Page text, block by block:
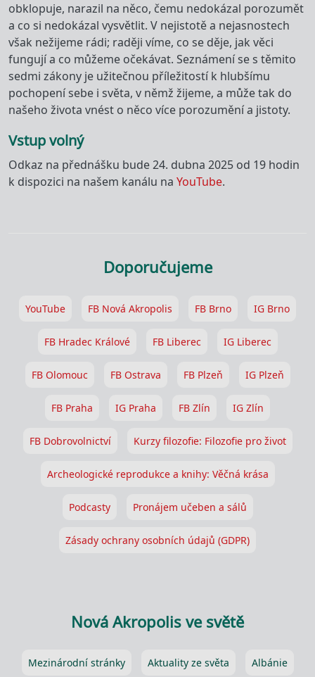
obklopuje, narazil na něco, čemu nedokázal porozumět
a co si nedokázal vysvětlit. V nejistotě a nejasnostech
však nežijeme rádi; raději víme, co se děje, jak věci
fungují a co můžeme očekávat. Seznámení se s těmito
sedmi zákony je užitečnou příležitostí k hlubšímu
pochopení sebe i světa, v němž žijeme, a může tak do
našeho života vnést o něco více porozumění a jistoty.
Vstup volný
Odkaz na přednášku bude 24. dubna 2025 od 19 hodin
k dispozici na našem kanálu na YouTube.
Doporučujeme
YouTube FB Nová Akropolis FB Brno IG Brno
FB Hradec Králové FB Liberec IG Liberec
FB Olomouc FB Ostrava FB Plzeň IG Plzeň
FB Praha IG Praha FB Zlín IG Zlín
FB Dobrovolnictví Kurzy filozofie: Filozofie pro život
Archeologické reprodukce a knihy: Věčná krása
Podcasty Pronájem učeben a sálů
Zásady ochrany osobních údajů (GDPR)
Nová Akropolis ve světě
Mezinárodní stránky Aktuality ze světa Albánie